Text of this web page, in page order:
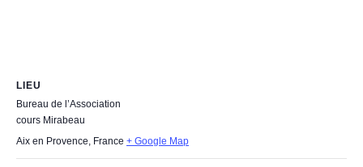
LIEU
Bureau de l’Association
cours Mirabeau
Aix en Provence, France + Google Map